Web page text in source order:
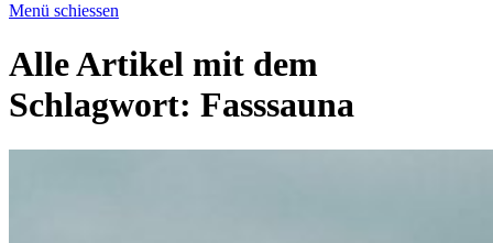
Menü schiessen
Alle Artikel mit dem
Schlagwort: Fasssauna